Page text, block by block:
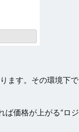
ます。その環境下で
ば価格が上がる“ロジ